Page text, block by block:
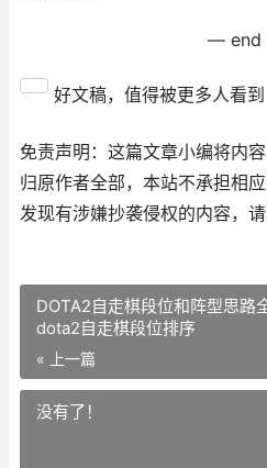
—
好文稿，值得被更多人看到
免责声明：这篇文章小编将内
归原作者全部，本站不承担相
发现有涉嫌抄袭侵权的内容，
DOTA2自走棋段位和阵型思路
dota2自走棋段位排序
« 上一篇
没有了！